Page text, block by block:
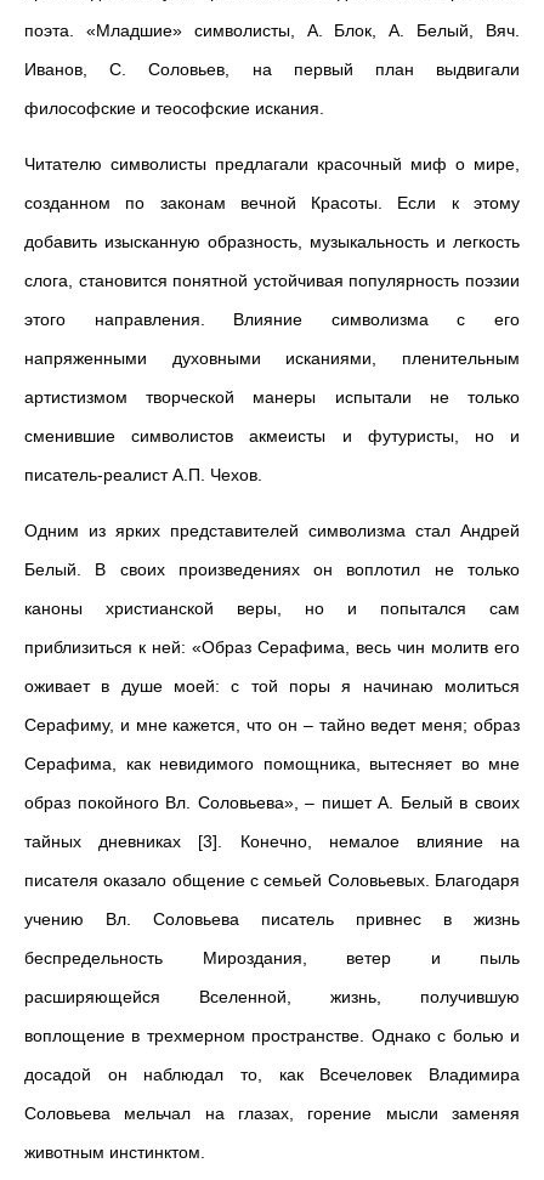
поэта. «Младшие» символисты, А. Блок, А. Белый, Вяч.
Иванов, С. Соловьев, на первый план выдвигали
философские и теософские искания.
Читателю символисты предлагали красочный миф о мире,
созданном по законам вечной Красоты. Если к этому
добавить изысканную образность, музыкальность и легкость
слога, становится понятной устойчивая популярность поэзии
этого направления. Влияние символизма с его
напряженными духовными исканиями, пленительным
артистизмом творческой манеры испытали не только
сменившие символистов акмеисты и футуристы, но и
писатель-реалист А.П. Чехов.
Одним из ярких представителей символизма стал Андрей
Белый. В своих произведениях он воплотил не только
каноны христианской веры, но и попытался сам
приблизиться к ней: «Образ Серафима, весь чин молитв его
оживает в душе моей: с той поры я начинаю молиться
Серафиму, и мне кажется, что он – тайно ведет меня; образ
Серафима, как невидимого помощника, вытесняет во мне
образ покойного Вл. Соловьева», – пишет А. Белый в своих
тайных дневниках [3]. Конечно, немалое влияние на
писателя оказало общение с семьей Соловьевых. Благодаря
учению Вл. Соловьева писатель привнес в жизнь
беспредельность Мироздания, ветер и пыль
расширяющейся Вселенной, жизнь, получившую
воплощение в трехмерном пространстве. Однако с болью и
досадой он наблюдал то, как Всечеловек Владимира
Соловьева мельчал на глазах, горение мысли заменяя
животным инстинктом.